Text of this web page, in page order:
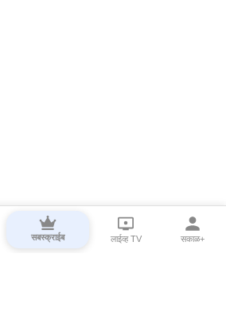
सबस्क्राईब लाईव्ह TV सकाळ+